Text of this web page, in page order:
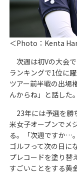
＜Photo：Kenta
次週は初Vの大会
ランキングで1位に
ツアー前半戦の出場
んからね」と話した。
23年には予選を勝
米女子オープンでメ
る。「次週ですか…
ゴルフって次の日に
プレコードを塗り替
すごいことをする黄